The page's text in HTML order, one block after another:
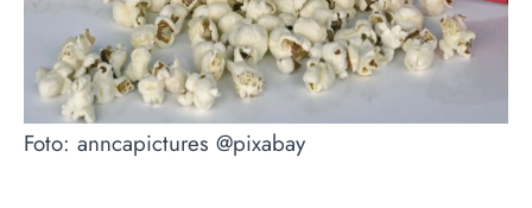
Foto: anncapictures @pixabay